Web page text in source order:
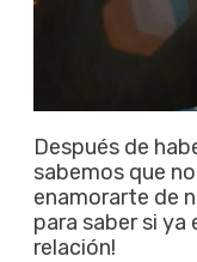
Después de
sabemos que
enamorarte de
para saber si ya
relación!